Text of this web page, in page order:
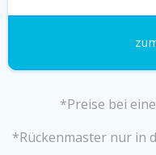
*Preise bei
*Rückenmaster nur in